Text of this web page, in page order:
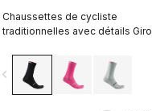
Chaussettes de cycliste
traditionnelles avec détails Giro